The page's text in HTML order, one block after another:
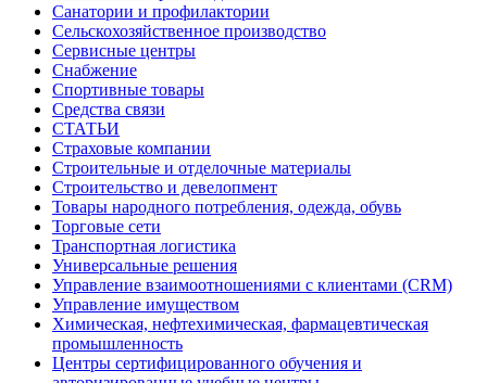
Санатории и профилактории
Сельскохозяйственное производство
Сервисные центры
Снабжение
Спортивные товары
Средства связи
СТАТЬИ
Страховые компании
Строительные и отделочные материалы
Строительство и девелопмент
Товары народного потребления, одежда, обувь
Торговые сети
Транспортная логистика
Универсальные решения
Управление взаимоотношениями с клиентами (CRM)
Управление имуществом
Химическая, нефтехимическая, фармацевтическая
промышленность
Центры сертифицированного обучения и